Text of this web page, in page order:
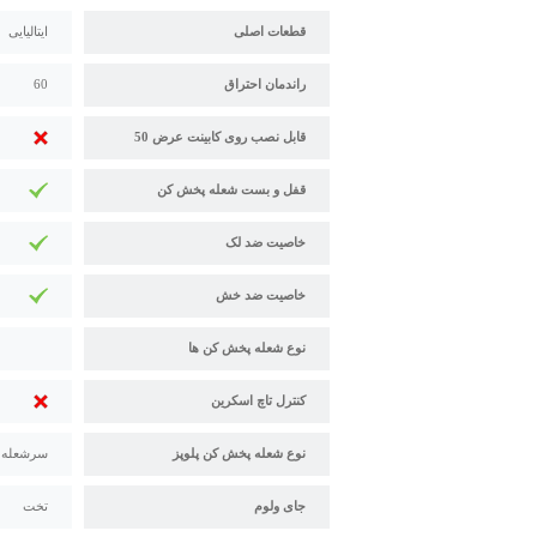
قطعات اصلی ایتالیایی
راندمان احتراق 60
قابل نصب روی کابینت عرض 50
قفل و بست شعله پخش کن
خاصیت ضد لک
خاصیت ضد خش
نوع شعله پخش کن ها
کنترل تاچ اسکرین
نوع شعله پخش کن پلوپز سرشعله
جای ولوم تخت